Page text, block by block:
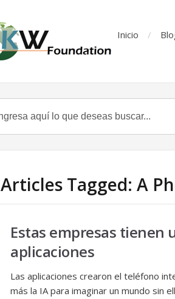
Inicio
Articles Tagged: A
Estas empresas tienen
aplicaciones
Las aplicaciones crearon el teléfono
más la IA para imaginar un mundo sin